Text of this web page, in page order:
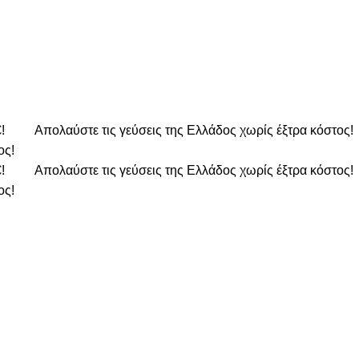
Απολαύστε τις γεύσεις της Ελλάδος χωρίς έξτρα κόστος!
Απολαύστε τις γεύσεις της Ελλάδος χωρίς έξτρα κόστος!